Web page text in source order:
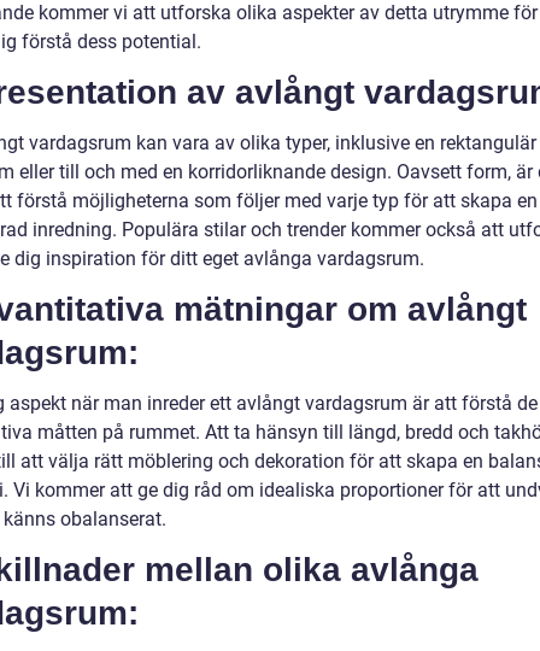
kommer vi att utforska olika aspekter av detta utrymme
förstå dess potential.
av avlångt
vardagsrum kan vara av olika typer, inklusive en
eller till och med en korridorliknande design. Oavsett form, är
förstå möjligheterna som följer med varje typ för att skapa en
inredning. Populära stilar och trender kommer också att
dig inspiration för ditt eget avlånga vardagsrum.
mätningar om avlångt
aspekt när man inreder ett avlångt vardagsrum är att förstå de
måtten på rummet. Att ta hänsyn till längd, bredd och
att välja rätt möblering och dekoration för att skapa en
Vi kommer att ge dig råd om idealiska proportioner för att
obalanserat.
mellan olika avlånga